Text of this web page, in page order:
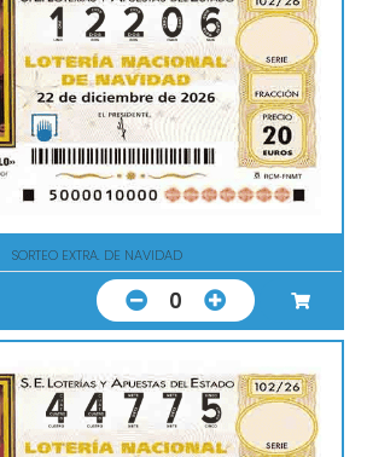
SORTEO EXTRA. DE NAVIDAD
0